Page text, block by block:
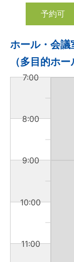
予約可
ホール・会
（多目的ホー
7:00
8:00
9:00
10:00
11:00